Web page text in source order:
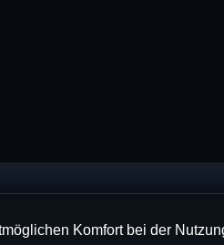
Komfort bei der